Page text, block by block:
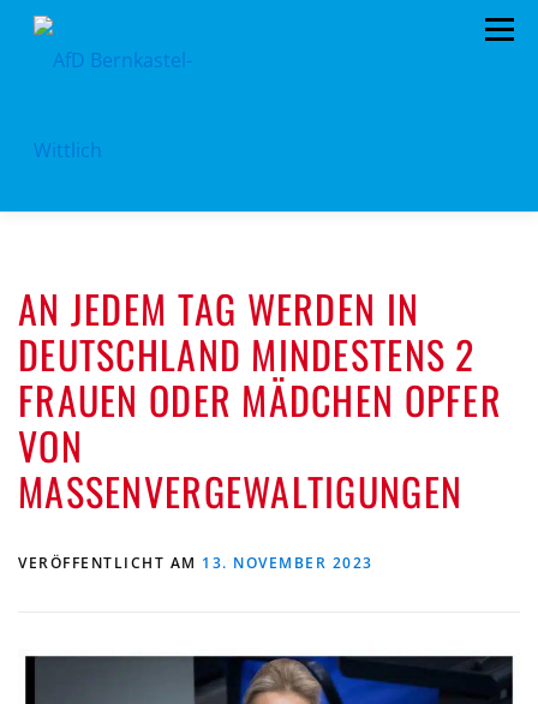
Zum
Menü
KONTAKT MITGLIED WERDEN SPENDEN
IMPRESSUM
AN JEDEM TAG WERDEN IN
DEUTSCHLAND MINDESTENS 2
FRAUEN ODER MÄDCHEN OPFER
VON
MASSENVERGEWALTIGUNGEN
VERÖFFENTLICHT AM 13. NOVEMBER 2023